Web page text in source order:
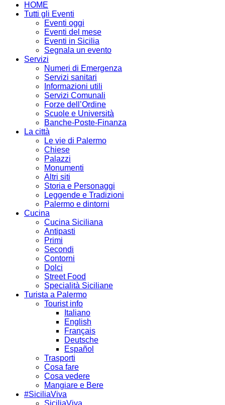
HOME
Tutti gli Eventi
Eventi oggi
Eventi del mese
Eventi in Sicilia
Segnala un evento
Servizi
Numeri di Emergenza
Servizi sanitari
Informazioni utili
Servizi Comunali
Forze dell’Ordine
Scuole e Università
Banche-Poste-Finanza
La città
Le vie di Palermo
Chiese
Palazzi
Monumenti
Altri siti
Storia e Personaggi
Leggende e Tradizioni
Palermo e dintorni
Cucina
Cucina Siciliana
Antipasti
Primi
Secondi
Contorni
Dolci
Street Food
Specialità Siciliane
Turista a Palermo
Tourist info
Italiano
English
Français
Deutsche
Español
Trasporti
Cosa fare
Cosa vedere
Mangiare e Bere
#SiciliaViva
SiciliaViva